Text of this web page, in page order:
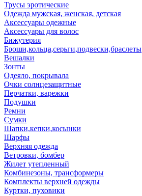
Трусы эротические
Одежда мужская, женская, детская
Аксессуары одежные
Аксессуары для волос
Бижутерия
Броши,кольца,серьги,подвески,браслеты
Вешалки
Зонты
Одеяло, покрывала
Очки солнцезащитные
Перчатки, варежки
Подушки
Ремни
Сумки
Шапки,кепки,косынки
Шарфы
Верхняя одежда
Ветровки, бомбер
Жилет утепленный
Комбинезоны, трансформеры
Комплекты верхней одежды
Куртки, пуховики